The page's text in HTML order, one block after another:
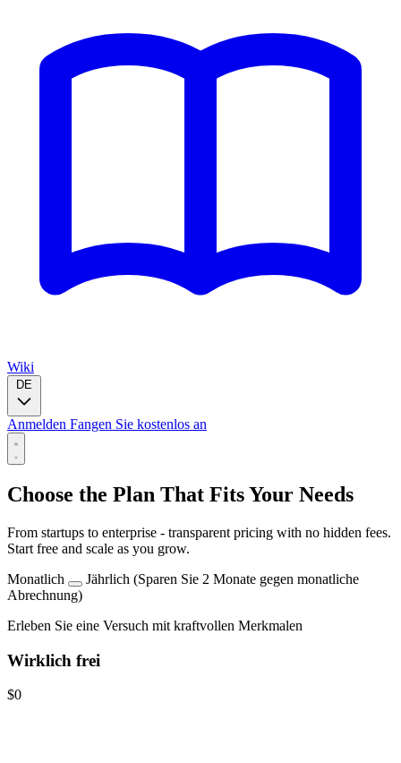
Wiki
DE
Anmelden Fangen Sie kostenlos an
Choose the Plan That Fits Your Needs
From startups to enterprise - transparent pricing with no hidden fees.
Start free and scale as you grow.
Monatlich
Jährlich (Sparen Sie 2 Monate gegen monatliche
Abrechnung)
Erleben Sie eine Versuch mit kraftvollen Merkmalen
Wirklich frei
$0